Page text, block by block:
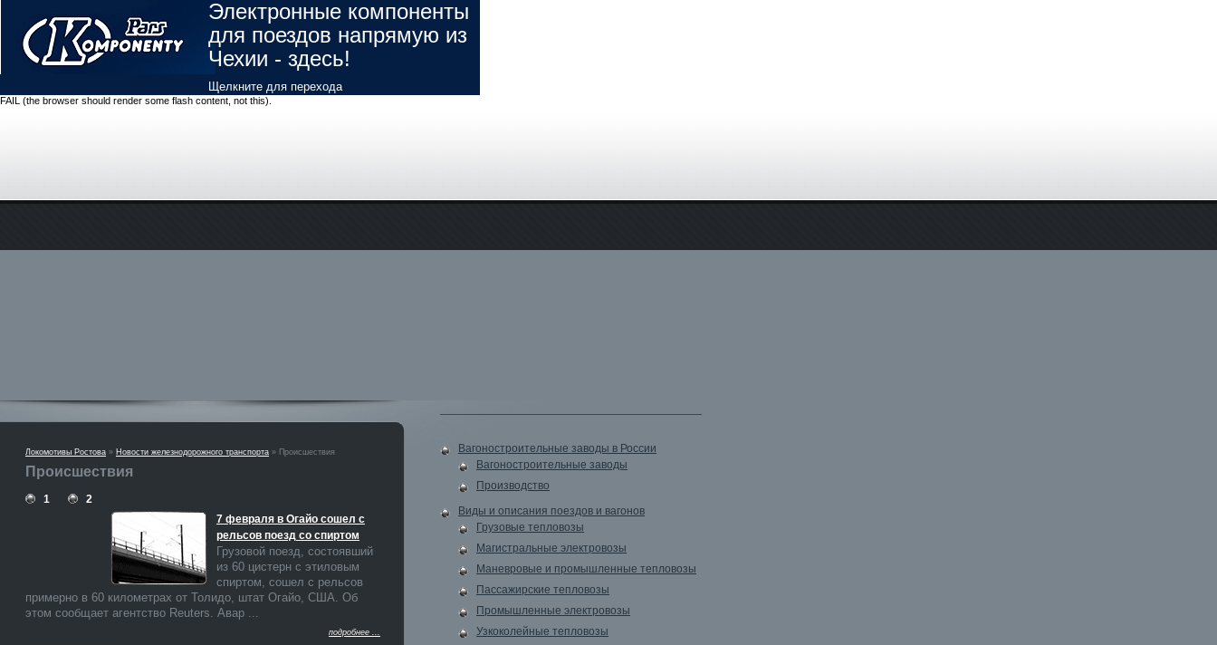
Электронные компоненты
для поездов напрямую из
Чехии - здесь!
Щелкните для перехода
FAIL (the browser should render some flash content, not this).
Локомотивы Ростова » Новости железнодорожного транспорта » Происшествия
Происшествия
1
2
7 февраля в Огайо сошел с
рельсов поезд со спиртом
Грузовой поезд, состоявший
из 60 цистерн с этиловым
спиртом, сошел с рельсов
примерно в 60 километрах от Толидо, штат Огайо, США. Об
этом сообщает агентство Reuters. Авар ...
подробнее ...
Вагоностроительные заводы в России
Вагоностроительные заводы
Производство
Виды и описания поездов и вагонов
Грузовые тепловозы
Магистральные электровозы
Маневровые и промышленные тепловозы
Пассажирские тепловозы
Промышленные электровозы
Узкоколейные тепловозы